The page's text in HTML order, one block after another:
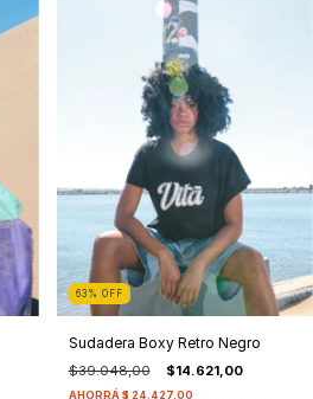
63 % OFF
Sudadera Boxy Retro Negro
$39.048,00 $14.621,00